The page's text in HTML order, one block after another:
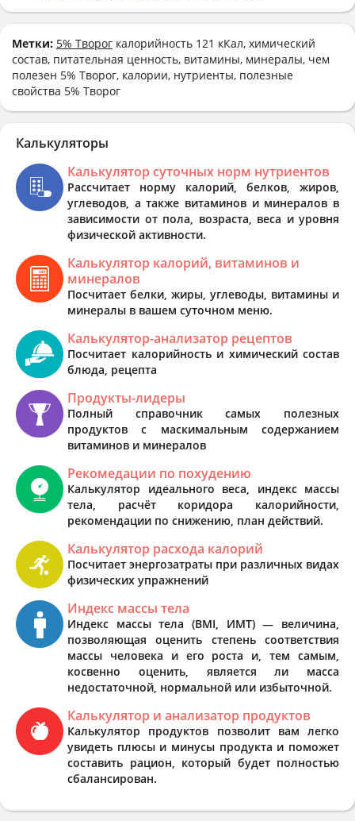
Метки: 5% Творог калорийность 121 кКал, химический
состав, питательная ценность, витамины, минералы, чем
полезен 5% Творог, калории, нутриенты, полезные
свойства 5% Творог
Калькуляторы
Калькулятор суточных норм нутриентов
Рассчитает норму калорий, белков, жиров,
углеводов, а также витаминов и минералов в
зависимости от пола, возраста, веса и уровня
физической активности.
Калькулятор калорий, витаминов и
минералов
Посчитает белки, жиры, углеводы, витамины и
минералы в вашем суточном меню.
Калькулятор-анализатор рецептов
Посчитает калорийность и химический состав
блюда, рецепта
Продукты-лидеры
Полный справочник самых полезных
продуктов с маскимальным содержанием
витаминов и минералов
Рекомедации по похудению
Калькулятор идеального веса, индекс массы
тела, расчёт коридора калорийности,
рекомендации по снижению, план действий.
Калькулятор расхода калорий
Посчитает энергозатраты при различных видах
физических упражнений
Индекс массы тела
Индекс массы тела (BMI, ИМТ) — величина,
позволяющая оценить степень соответствия
массы человека и его роста и, тем самым,
косвенно оценить, является ли масса
недостаточной, нормальной или избыточной.
Калькулятор и анализатор продуктов
Калькулятор продуктов позволит вам легко
увидеть плюсы и минусы продукта и поможет
составить рацион, который будет полностью
сбалансирован.